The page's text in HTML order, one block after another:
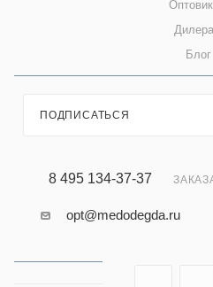
Блог
ПОДПИСАТЬСЯ
8 495 134-37-37
opt@medodegda.ru